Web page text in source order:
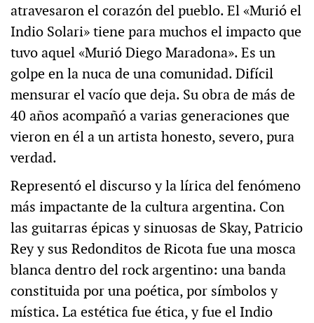
atravesaron el corazón del pueblo. El «Murió el
Indio Solari» tiene para muchos el impacto que
tuvo aquel «Murió Diego Maradona». Es un
golpe en la nuca de una comunidad. Difícil
mensurar el vacío que deja. Su obra de más de
40 años acompañó a varias generaciones que
vieron en él a un artista honesto, severo, pura
verdad.
Representó el discurso y la lírica del fenómeno
más impactante de la cultura argentina. Con
las guitarras épicas y sinuosas de Skay, Patricio
Rey y sus Redonditos de Ricota fue una mosca
blanca dentro del rock argentino: una banda
constituida por una poética, por símbolos y
mística. La estética fue ética, y fue el Indio